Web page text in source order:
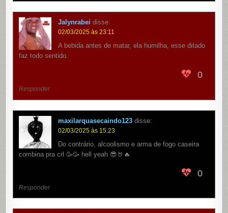
Jalynrabei disse:
02/03/2025 às 23:11
A bebida antes de matar, ela humilha, esse ditado
faz todo sentido.
0
Responder
maxilarquasecaindo123 disse:
02/03/2025 às 15:23
Do contrário, alcoolismo e arma de fogo caseira
combina pra crl 🥳🥳 hell yeah 😎🤘🔥
0
Responder